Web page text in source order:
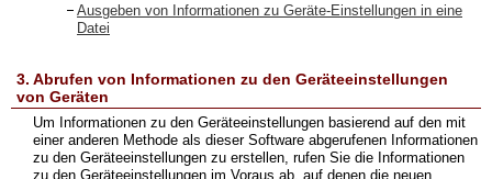
Ausgeben von Informationen zu Geräte-Einstellungen in eine
Datei
3. Abrufen von Informationen zu den Geräteeinstellungen
von Geräten
Um Informationen zu den Geräteeinstellungen basierend auf den mit
einer anderen Methode als dieser Software abgerufenen Informationen
zu den Geräteeinstellungen zu erstellen, rufen Sie die Informationen
zu den Geräteeinstellungen im Voraus ab, auf denen die neuen